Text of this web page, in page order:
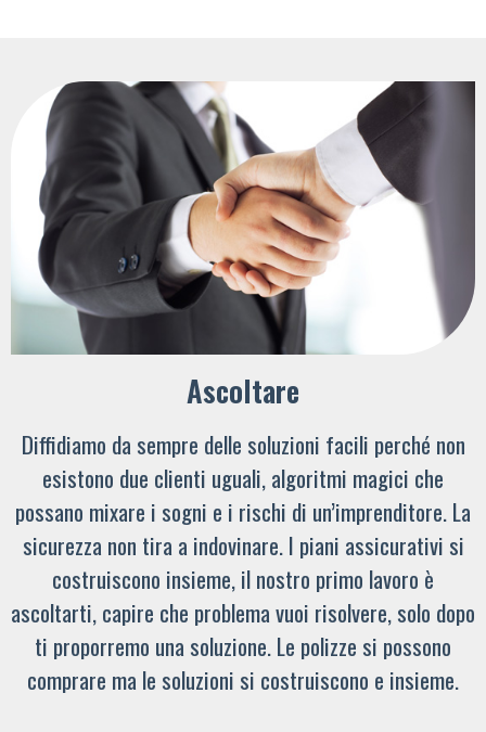
Ascoltare
Diffidiamo da sempre delle soluzioni facili perché non
esistono due clienti uguali, algoritmi magici che
possano mixare i sogni e i rischi di un’imprenditore. La
sicurezza non tira a indovinare. I piani assicurativi si
costruiscono insieme, il nostro primo lavoro è
ascoltarti, capire che problema vuoi risolvere, solo dopo
ti proporremo una soluzione. Le polizze si possono
comprare ma le soluzioni si costruiscono e insieme.